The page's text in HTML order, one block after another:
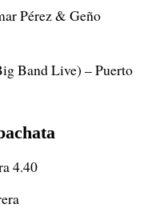
Pérez & Geño
Band Live) – Puerto
4.40